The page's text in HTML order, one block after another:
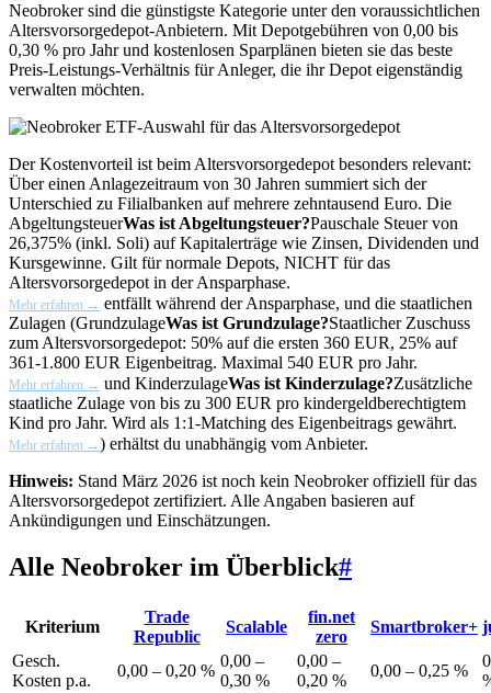
Neobroker sind die günstigste Kategorie unter den voraussichtlichen
Altersvorsorgedepot-Anbietern. Mit Depotgebühren von 0,00 bis
0,30 % pro Jahr und kostenlosen Sparplänen bieten sie das beste
Preis-Leistungs-Verhältnis für Anleger, die ihr Depot eigenständig
verwalten möchten.
Der Kostenvorteil ist beim Altersvorsorgedepot besonders relevant:
Über einen Anlagezeitraum von 30 Jahren summiert sich der
Unterschied zu Filialbanken auf mehrere zehntausend Euro. Die
AbgeltungsteuerWas ist Abgeltungsteuer?Pauschale Steuer von
26,375% (inkl. Soli) auf Kapitalerträge wie Zinsen, Dividenden und
Kursgewinne. Gilt für normale Depots, NICHT für das
Altersvorsorgedepot in der Ansparphase.
Mehr erfahren → entfällt während der Ansparphase, und die staatlichen
Zulagen (GrundzulageWas ist Grundzulage?Staatlicher Zuschuss
zum Altersvorsorgedepot: 50% auf die ersten 360 EUR, 25% auf
361-1.800 EUR Eigenbeitrag. Maximal 540 EUR pro Jahr.
Mehr erfahren → und KinderzulageWas ist Kinderzulage?Zusätzliche
staatliche Zulage von bis zu 300 EUR pro kindergeldberechtigtem
Kind pro Jahr. Wird als 1:1-Matching des Eigenbeitrags gewährt.
Mehr erfahren →) erhältst du unabhängig vom Anbieter.
Hinweis: Stand März 2026 ist noch kein Neobroker offiziell für das
Altersvorsorgedepot zertifiziert. Alle Angaben basieren auf
Ankündigungen und Einschätzungen.
Alle Neobroker im Überblick#
Kriterium
Trade
Republic
Scalable
fin.net
zero
Smartbroker+
Gesch.
Kosten p.a.
0,00 – 0,20 %
0,00 –
0,30 %
0,00 –
0,20 %
0,00 – 0,25 %